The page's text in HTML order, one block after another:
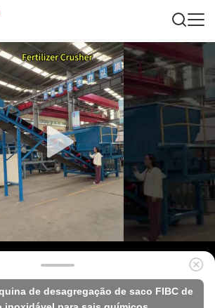
de desagregação de saco FIBC de